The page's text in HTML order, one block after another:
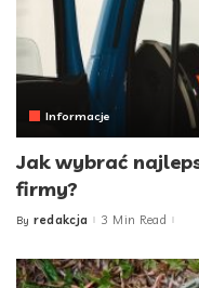
Informacje
Jak wybrać
firmy?
Posted
By redakcja 3 Min Read